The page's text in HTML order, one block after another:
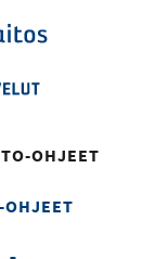
OHJEET
OHJEET